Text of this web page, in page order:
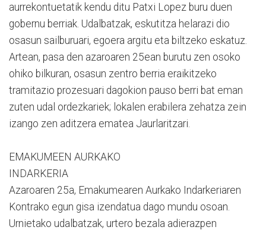
aurrekontuetatik kendu ditu Patxi Lopez buru duen
gobernu berriak. Udalbatzak, eskutitza helarazi dio
osasun sailburuari, egoera argitu eta biltzeko eskatuz.
Artean, pasa den azaroaren 25ean burutu zen osoko
ohiko bilkuran, osasun zentro berria eraikitzeko
tramitazio prozesuari dagokion pauso berri bat eman
zuten udal ordezkariek; lokalen erabilera zehatza zein
izango zen aditzera ematea Jaurlaritzari.
EMAKUMEEN AURKAKO
INDARKERIA
Azaroaren 25a, Emakumearen Aurkako Indarkeriaren
Kontrako egun gisa izendatua dago mundu osoan.
Urnietako udalbatzak, urtero bezala adierazpen